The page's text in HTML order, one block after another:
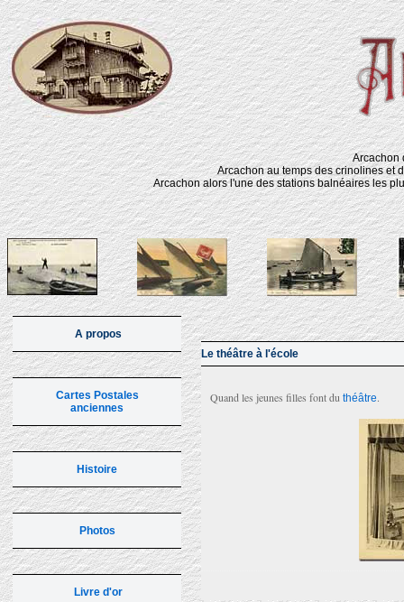
Arcachon
Arcachon au temps des crinolines et
Arcachon alors l'une des stations balnéaires les
A propos
Cartes Postales
anciennes
Histoire
Photos
Livre d'or
Le théâtre à l'école
Quand les jeunes filles font du théâtre.